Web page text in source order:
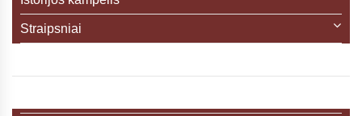
Straipsniai